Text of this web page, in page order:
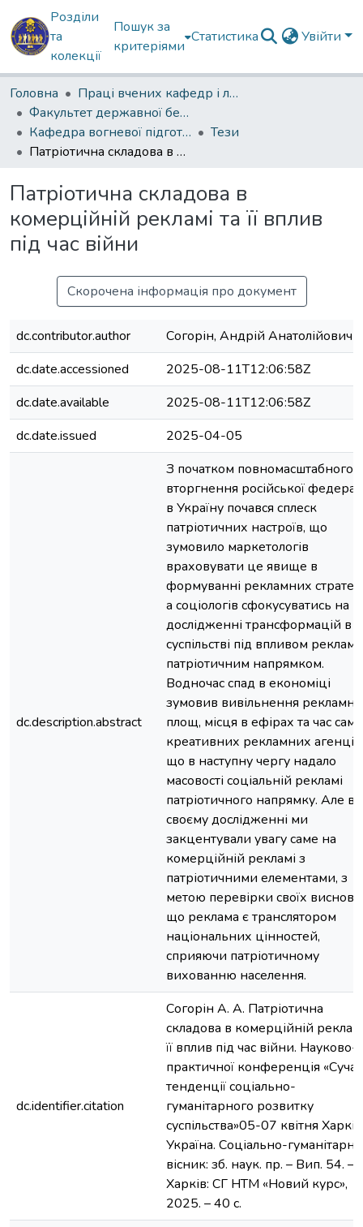
Розділи
та
колекції
Пошук за
критеріями
Статистика Увійти
Головна
Праці вчених кафедр і лабораторій
Факультет державної безпеки
Кафедра вогневої підготовки
Тези
Патріотична складова в комерційній рекламі та її вплив під час війни
Патріотична складова в
комерційній рекламі та її вплив
під час війни
Скорочена інформація про документ
dc.contributor.author
Согорін, Андрій Анатолійович
dc.date.accessioned
2025-08-11T12:06:58Z
dc.date.available
2025-08-11T12:06:58Z
dc.date.issued
2025-04-05
dc.description.abstract
З початком повномасштабного
вторгнення російської
в Україну почався сплеск
патріотичних настроїв, що
зумовило маркетологів
враховувати це явище в
формуванні рекламних
а соціологів сфокусуватись на
дослідженні трансформацій в
суспільстві під впливом
патріотичним напрямком.
Водночас спад в економіці
зумовив вивільнення
площ, місця в ефірах та час
креативних рекламних
що в наступну чергу надало
масовості соціальній рекламі
патріотичного напрямку. Але в
своєму дослідженні ми
закцентували увагу саме на
комерційній рекламі з
патріотичними елементами, з
метою перевірки своїх
що реклама є транслятором
національних цінностей,
сприяючи патріотичному
вихованню населення.
dc.identifier.citation
Согорін А. А. Патріотична
складова в комерційній
її вплив під час війни. Науково-
практичної конференція
тенденції соціально-
гуманітарного розвитку
суспільства»05-07 квітня
Україна. Соціально-
вісник: зб. наук. пр. – Вип. 54. –
Харків: СГ НТМ «Новий курс»,
2025. – 40 с.